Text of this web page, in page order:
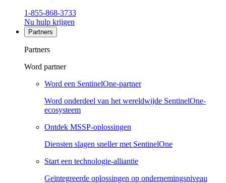
1-855-868-3733
Nu hulp krijgen
Partners
Partners
Word partner
Word een SentinelOne-partner
Word onderdeel van het wereldwijde SentinelOne-
ecosysteem
Ontdek MSSP-oplossingen
Diensten slagen sneller met SentinelOne
Start een technologie-alliantie
Geïntegreerde oplossingen op ondernemingsniveau